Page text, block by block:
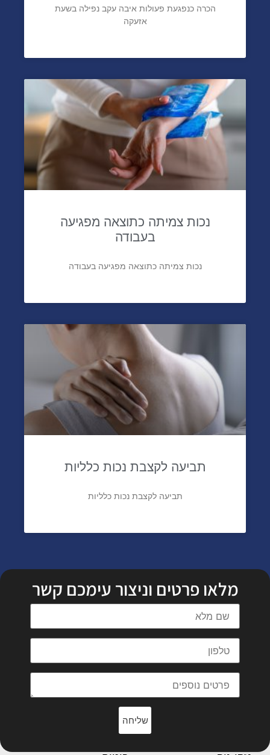
הכרה כנפגעת פעולות איבה עקב נפילה בשעת
אזעקה
נכות צמיתה כתוצאה מפגיעה
בעבודה
נכות צמיתה כתוצאה מפגיעה בעבודה
תביעה לקצבת נכות כלליות
תביעה לקצבת נכות כלליות
מלאו פרטים וניצור עימכם קשר
שליחה